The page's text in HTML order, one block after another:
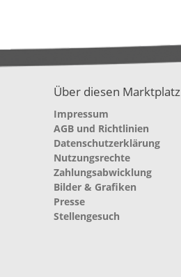
Über diesen Marktplatz
Impressum
AGB und Richtlinien
Datenschutzerklärung
Nutzungsrechte
Zahlungsabwicklung
Bilder & Grafiken
Presse
Stellengesuch